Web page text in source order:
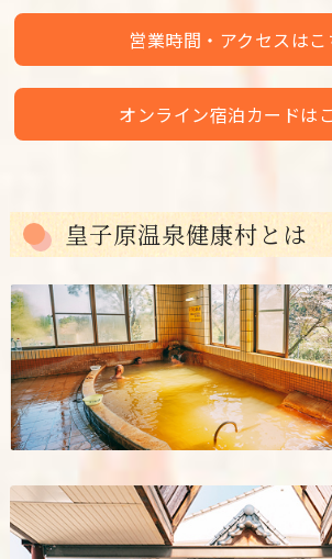
営業時間・アクセスはこ
オンライン宿泊カードは
皇子原温泉健康村とは